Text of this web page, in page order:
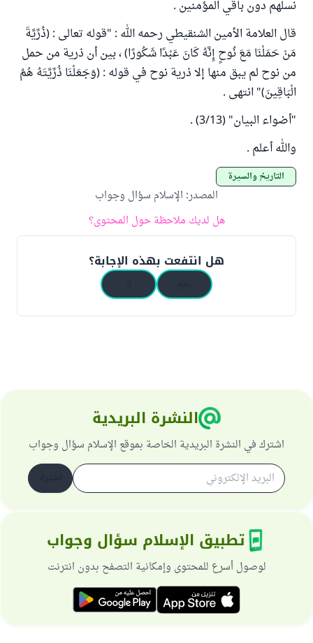
نسلهم دون باقي المؤمنين .
قال العلامة الأمين الشنقيطي رحمه الله : "قوله تعالى : (ذُرِّيَّةَ
مَنْ حَمَلْنَا مَعَ نُوحٍ إِنَّهُ كَانَ عَبْدًا شَكُورًا) ، بين أن ذرية من حمل
من نوح لم يبق منها إلا ذرية نوح في قوله : (وَجَعَلْنَا ذُرِّيَّتَهُ هُمُ
الْبَاقِينَ)" انتهى .
"أضواء البيان" (3/13) .
والله أعلم .
التاريخ والسيرة
المصدر: الإسلام سؤال وجواب
هل لديك ملاحظة حول المحتوى؟
هل انتفعت بهذه الإجابة؟
النشرة البريدية
اشترك في النشرة البريدية الخاصة بموقع الإسلام سؤال وجواب
تطبيق الإسلام سؤال وجواب
لوصول أسرع للمحتوى وإمكانية التصفح بدون انترنت